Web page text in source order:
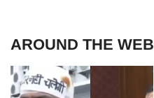
AROUND THE WEB